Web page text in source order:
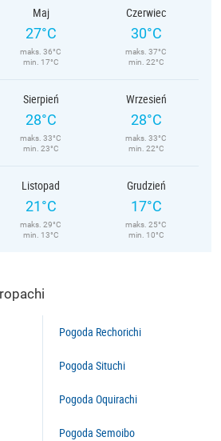
Maj
27°C
maks. 36°C
min. 17°C
Czerwiec
30°C
maks. 37°C
min. 22°C
Sierpień
28°C
maks. 33°C
min. 23°C
Wrzesień
28°C
maks. 33°C
min. 22°C
Listopad
21°C
maks. 29°C
min. 13°C
Grudzień
17°C
maks. 25°C
min. 10°C
Pogoda Rechorichi
Pogoda Situchi
Pogoda Oquirachi
Pogoda Semoibo